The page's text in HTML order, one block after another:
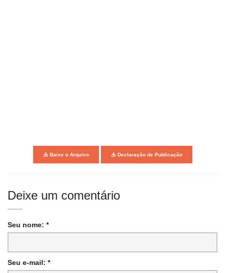
Baixe o Arquivo Declaração de Publicação
Deixe um comentário
Seu nome: *
Seu e-mail: *